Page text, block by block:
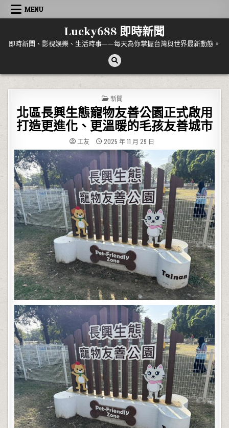
Skip to content
MENU
Lucky688 即時新聞
即時新聞、影視娛樂、生活時事——每天為你掌握台灣與世界最新動態。
POSTED IN
新聞
北區長興生態寵物友善公園正式啟用
打造更進化、更溫暖的毛孩友善城市
工友 2025 年 11 月 29 日